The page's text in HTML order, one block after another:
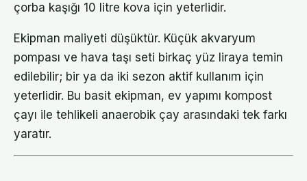
çorba kaşığı 10 litre kova için yeterlidir.
Ekipman maliyeti düşüktür. Küçük akvaryum
pompası ve hava taşı seti birkaç yüz liraya temin
edilebilir; bir ya da iki sezon aktif kullanım için
yeterlidir. Bu basit ekipman, ev yapımı kompost
çayı ile tehlikeli anaerobik çay arasındaki tek farkı
yaratır.